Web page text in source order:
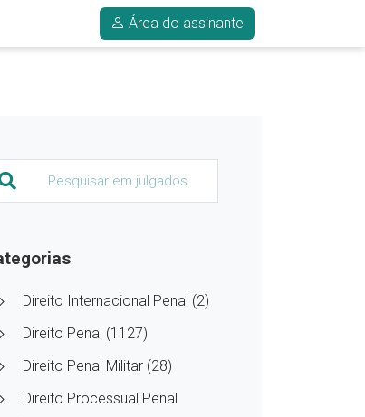
Área do assinante
Direito Internacional Penal (2)
Direito Penal (1127)
Direito Penal Militar (28)
Direito Processual Penal